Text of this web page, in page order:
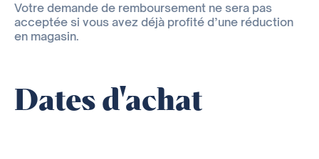
Votre demande de remboursement ne sera pas
acceptée si vous avez déjà profité d’une réduction
en magasin.
Dates d'achat